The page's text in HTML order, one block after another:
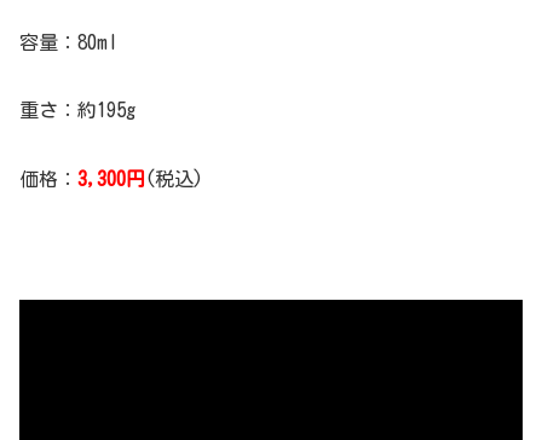
容量：80ml
重さ：約195g
価格： 3,300円 (税込)